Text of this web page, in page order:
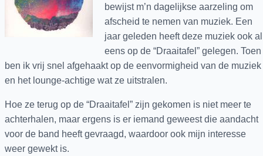
bewijst m’n dagelijkse aarzeling om
afscheid te nemen van muziek. Een
jaar geleden heeft deze muziek ook al
eens op de “Draaitafel” gelegen. Toen
ben ik vrij snel afgehaakt op de eenvormigheid van de muziek
en het lounge-achtige wat ze uitstralen.
Hoe ze terug op de “Draaitafel” zijn gekomen is niet meer te
achterhalen, maar ergens is er iemand geweest die aandacht
voor de band heeft gevraagd, waardoor ook mijn interesse
weer gewekt is.